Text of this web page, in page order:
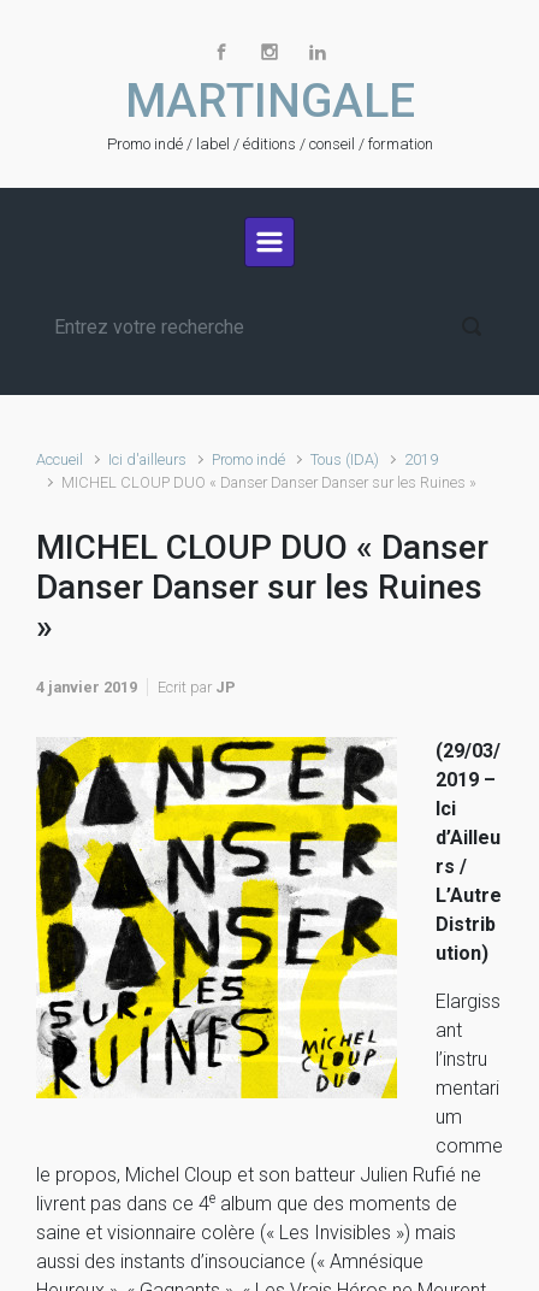
MARTINGALE
Promo indé / label / éditions / conseil / formation
Accueil Ici d'ailleurs Promo indé Tous (IDA)
2019
MICHEL CLOUP DUO « Danser Danser Danser sur les Ruines »
MICHEL CLOUP DUO « Danser
Danser Danser sur les Ruines
»
4 janvier 2019 Ecrit par JP
(29/03/
2019 –
Ici
d’Ailleu
rs /
L’Autre
Distrib
ution)
Elargiss
ant
l’instru
mentari
um
comme
le propos, Michel Cloup et son batteur Julien Rufié ne
livrent pas dans ce 4e album que des moments de
saine et visionnaire colère (« Les Invisibles ») mais
aussi des instants d’insouciance (« Amnésique